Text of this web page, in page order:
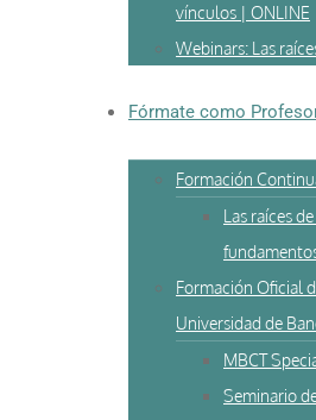
vínculos | ONLINE
Webinars: Las
Fórmate como
Formación
Las raíces
Formación Oficial
Universidad de
MBCT
Seminario